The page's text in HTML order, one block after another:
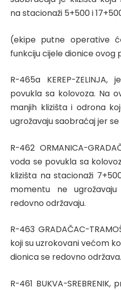
na stacionaži 5+500 i
(ekipe putne operative
funkciju cijele dionice ovog
R-465a KEREP-
povukla sa kolovoza. Na
manjih klizišta i odrona
ugrožavaju saobraćaj jer se
R-462 ORMANICA-
voda se povukla sa
klizišta na stacionaži
momentu ne
redovno održavaju.
R-463 GRADAČAC-
koji su uzrokovani većom
dionica se redovno održava.
R-461 BUKVA-